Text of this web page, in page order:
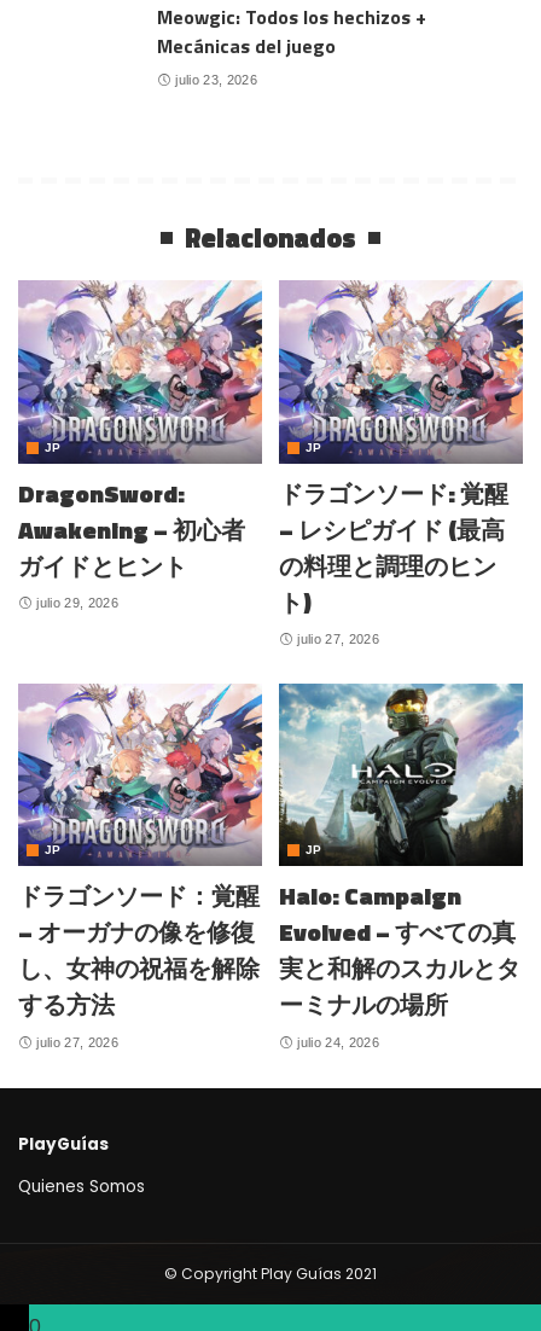
Meowgic: Todos los hechizos +
Mecánicas del juego
julio 23, 2026
Relacionados
JP
DragonSword:
Awakening – 初心者
ガイドとヒント
julio 29, 2026
JP
ドラゴンソード: 覚醒
– レシピガイド (最高
の料理と調理のヒン
ト)
julio 27, 2026
JP
ドラゴンソード：覚醒
– オーガナの像を修復
し、女神の祝福を解除
する方法
julio 27, 2026
JP
Halo: Campaign
Evolved – すべての真
実と和解のスカルとタ
ーミナルの場所
julio 24, 2026
PlayGuías
Quienes Somos
© Copyright Play Guías 2021